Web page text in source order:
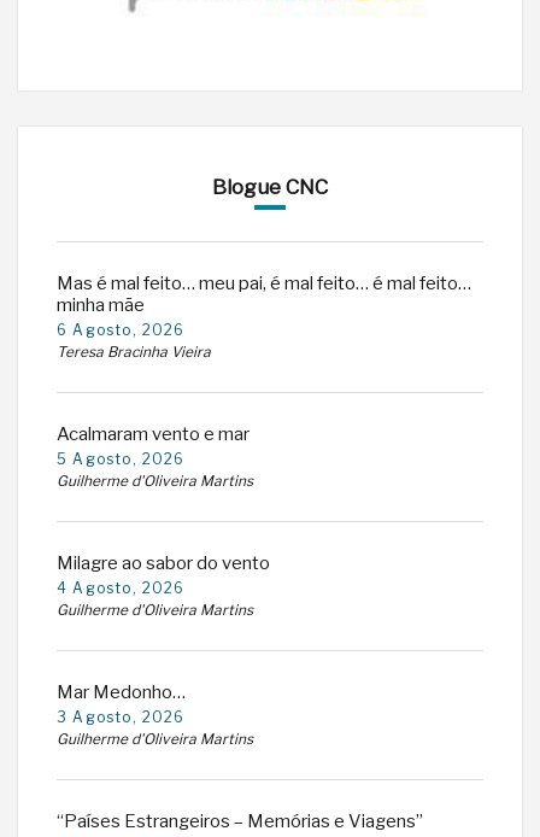
Blogue CNC
Mas é mal feito… meu pai, é mal feito… é mal feito…
minha mãe
6 Agosto, 2026
Teresa Bracinha Vieira
Acalmaram vento e mar
5 Agosto, 2026
Guilherme d'Oliveira Martins
Milagre ao sabor do vento
4 Agosto, 2026
Guilherme d'Oliveira Martins
Mar Medonho…
3 Agosto, 2026
Guilherme d'Oliveira Martins
“Países Estrangeiros – Memórias e Viagens”